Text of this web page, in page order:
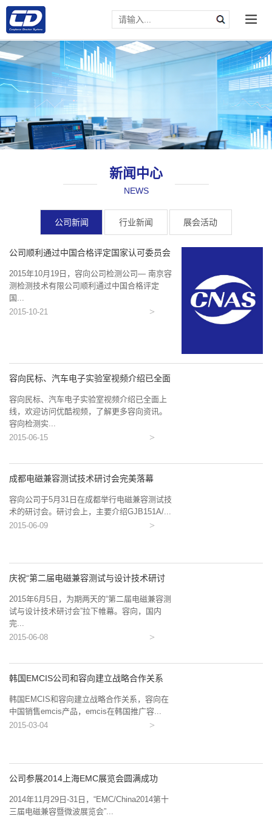
新闻中心
请输入文本内容
NEWS
公司新闻 行业新闻 展会活动
公司顺利通过中国合格评定国家认可委员会
2015年10月19日，容向公司检测公司— 南京容
测检测技术有限公司顺利通过中国合格评定
国...
2015-10-21
容向民标、汽车电子实验室视频介绍已全面
容向民标、汽车电子实验室视频介绍已全面上
线，欢迎访问优酷视频，了解更多容向资讯。
容向检测实...
2015-06-15
成都电磁兼容测试技术研讨会完美落幕
容向公司于5月31日在成都举行电磁兼容测试技
术的研讨会。研讨会上，主要介绍GJB151A/...
2015-06-09
庆祝“第二届电磁兼容测试与设计技术研讨
2015年6月5日，为期两天的“第二届电磁兼容测
试与设计技术研讨会”拉下帷幕。容向，国内
完...
2015-06-08
韩国EMCIS公司和容向建立战略合作关系
韩国EMCIS和容向建立战略合作关系，容向在
中国销售emcis产品，emcis在韩国推广容...
2015-03-04
公司参展2014上海EMC展览会圆满成功
2014年11月29日-31日，“EMC/China2014第十
三届电磁兼容暨微波展览会”...